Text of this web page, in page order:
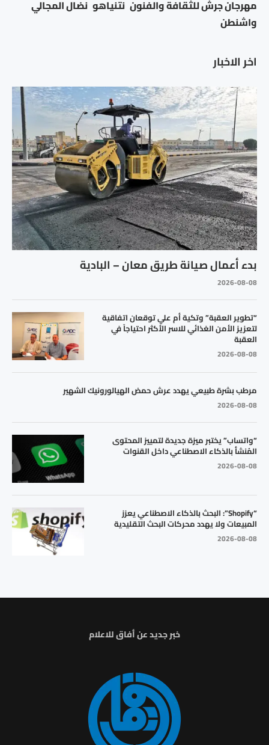
اخر الاخبار
بدء أعمال صيانة طريق معان – البادية
2026-08-08
“تطوير العقبة” وتكية أم علي توقعان اتفاقية
لتعزيز الأمن الغذائي للاسر الأكثر احتياجاً في
العقبة
2026-08-08
مرطب بشرة طبيعي يهدد عرش حمض الهيالورونيك الشهير
2026-08-08
“واتساب” يختبر ميزة جديدة لتمييز المحتوى
المُنشأ بالذكاء الاصطناعي داخل القنوات
2026-08-08
“Shopify”: البحث بالذكاء الاصطناعي يعزز
المبيعات ولا يهدد محركات البحث التقليدية
2026-08-08
مهرجان جرش للثقافة والفنون نتنياهو نضال المجالي
واشنطن
خبر جديد عن أفاق للاعلام